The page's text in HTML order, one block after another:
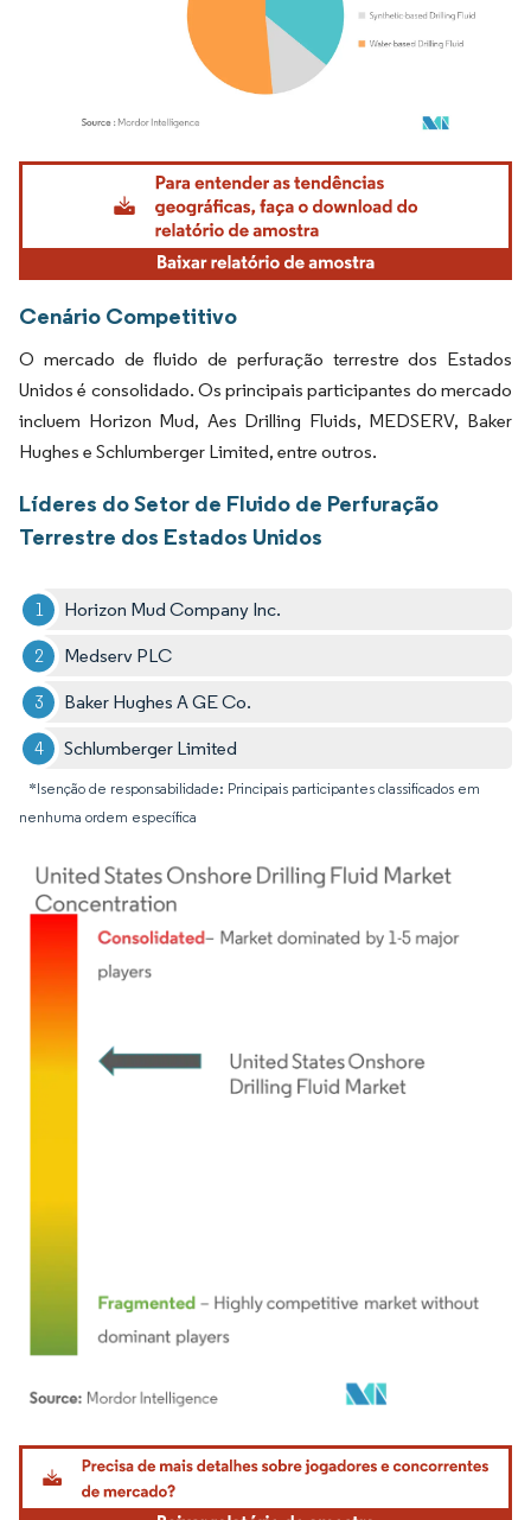
Imagem © Mordor Intelligence. O reuso requer atribuição conforme CC BY 4.0.
Cenário Competitivo
O mercado de fluido de perfuração terrestre dos Estados
Unidos é consolidado. Os principais participantes do mercado
incluem Horizon Mud, Aes Drilling Fluids, MEDSERV, Baker
Hughes e Schlumberger Limited, entre outros.
Líderes do Setor de Fluido de Perfuração
Terrestre dos Estados Unidos
Horizon Mud Company Inc.
Medserv PLC
Baker Hughes A GE Co.
Schlumberger Limited
*Isenção de responsabilidade: Principais participantes classificados em
nenhuma ordem específica
Imagem © Mordor Intelligence. O reuso requer atribuição conforme CC BY 4.0.